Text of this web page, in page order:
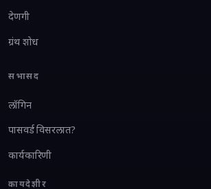
देणगी
ग्रंथ शोध
सभासद
लॉगिन
पासवर्ड विसरलात?
कार्यकारिणी
कायदेशीर